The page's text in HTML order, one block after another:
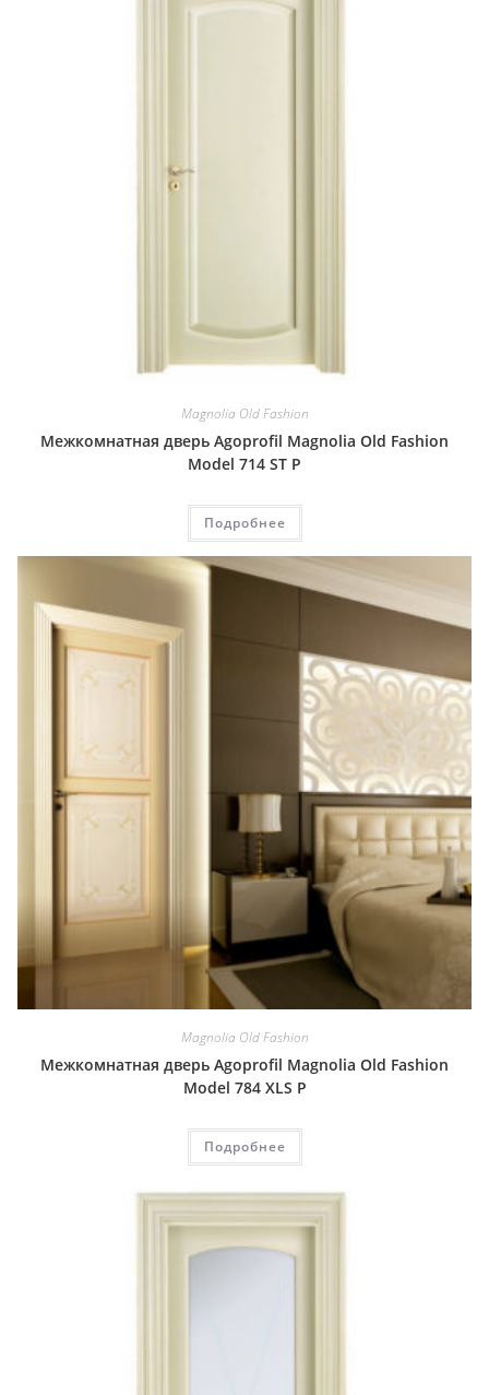
Magnolia Old Fashion
Межкомнатная дверь Agoprofil Magnolia Old Fashion
Model 714 ST P
Подробнее
Magnolia Old Fashion
Межкомнатная дверь Agoprofil Magnolia Old Fashion
Model 784 XLS P
Подробнее